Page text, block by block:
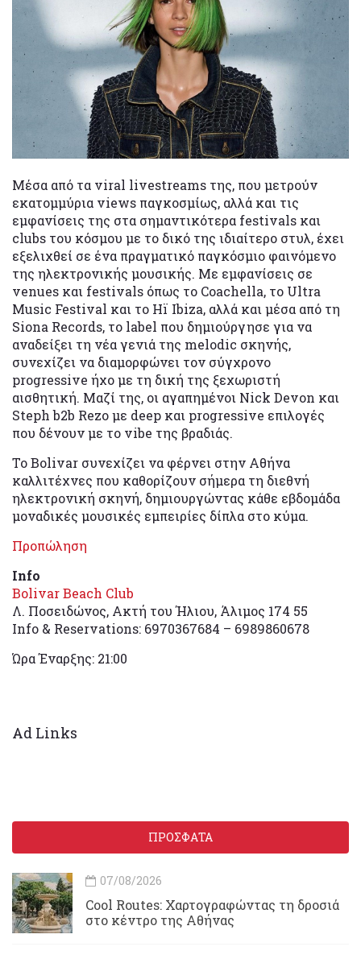
Μέσα από τα viral livestreams της, που μετρούν
εκατομμύρια views παγκοσμίως, αλλά και τις
εμφανίσεις της στα σημαντικότερα festivals και
clubs του κόσμου με το δικό της ιδιαίτερο στυλ, έχει
εξελιχθεί σε ένα πραγματικό παγκόσμιο φαινόμενο
της ηλεκτρονικής μουσικής. Με εμφανίσεις σε
venues και festivals όπως το Coachella, το Ultra
Music Festival και το Hï Ibiza, αλλά και μέσα από τη
Siona Records, το label που δημιούργησε για να
αναδείξει τη νέα γενιά της melodic σκηνής,
συνεχίζει να διαμορφώνει τον σύγχρονο
progressive ήχο με τη δική της ξεχωριστή
αισθητική. Μαζί της, οι αγαπημένοι Nick Devon και
Steph b2b Rezo με deep και progressive επιλογές
που δένουν με το vibe της βραδιάς.
Το Bolivar συνεχίζει να φέρνει στην Αθήνα
καλλιτέχνες που καθορίζουν σήμερα τη διεθνή
ηλεκτρονική σκηνή, δημιουργώντας κάθε εβδομάδα
μοναδικές μουσικές εμπειρίες δίπλα στο κύμα.
Προπώληση
Info
Bolivar Beach Club
Λ. Ποσειδώνος, Ακτή του Ήλιου, Άλιμος 174 55
Info & Reservations: 6970367684 – 6989860678
Ώρα Έναρξης: 21:00
Ad Links
ΠΡΟΣΦΑΤΑ
07/08/2026
Cool Routes: Χαρτογραφώντας τη δροσιά
στο κέντρο της Αθήνας